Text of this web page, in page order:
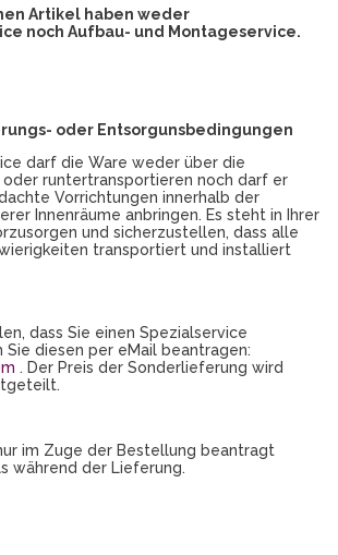
Artikel haben weder
noch Aufbau- und Montageservice.
oder Entsorgunsbedingungen
darf die Ware weder über die
oder runtertransportieren noch darf er
Vorrichtungen innerhalb der
Innenräume anbringen. Es steht in Ihrer
und sicherzustellen, dass alle
transportiert und installiert
dass Sie einen Spezialservice
Sie diesen per eMail beantragen:
. Der Preis der Sonderlieferung wird
im Zuge der Bestellung beantragt
während der Lieferung.